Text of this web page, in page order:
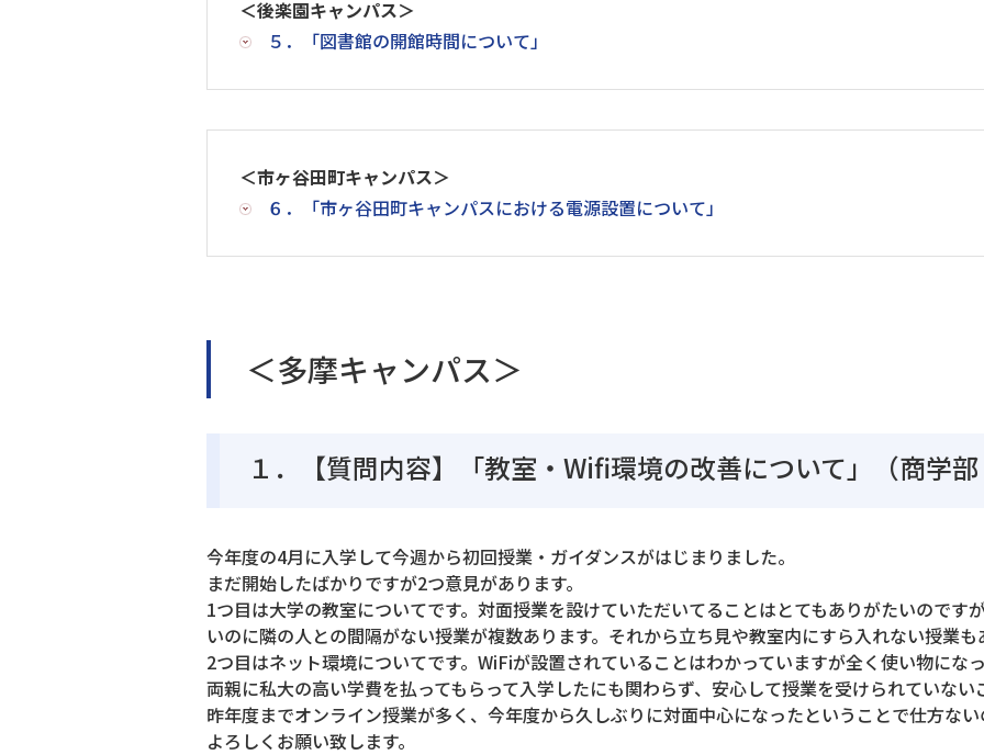
＜後楽園キャンパス＞
５．「図書館の開館時間について」
＜市ヶ谷田町キャンパス＞
６．「市ヶ谷田町キャンパスにおける電源設置について」
＜多摩キャンパス＞
１．【質問内容】「教室・Wifi環境の改善について」（商学
今年度の4月に入学して今週から初回授業・ガイダンスがはじまりました。
まだ開始したばかりですが2つ意見があります。
1つ目は大学の教室についてです。対面授業を設けていただいてることはとてもありがたいのです
いのに隣の人との間隔がない授業が複数あります。それから立ち見や教室内にすら入れない授業
2つ目はネット環境についてです。WiFiが設置されていることはわかっていますが全く使い物にな
両親に私大の高い学費を払ってもらって入学したにも関わらず、安心して授業を受けられていな
昨年度までオンライン授業が多く、今年度から久しぶりに対面中心になったということで仕方な
よろしくお願い致します。